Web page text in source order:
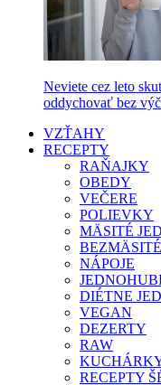
Neviete cez leto
oddychovať bez
VZŤAHY
RECEPTY
RAŇAJKY
OBEDY
VEČERE
POLIEVKY
MÄSITÉ
NÁPOJE
DIÉTNE
VEGAN
DEZERTY
RAW
RECEPTY